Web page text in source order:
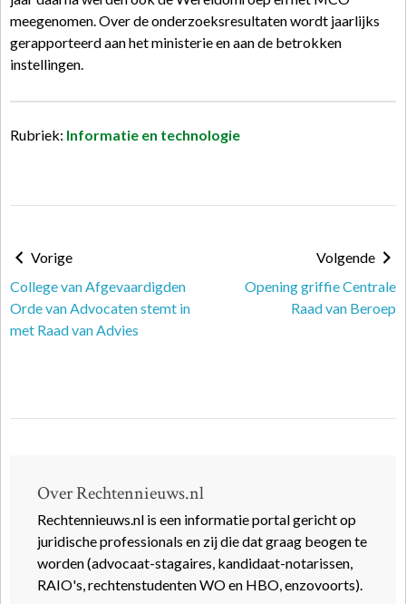
meegenomen. Over de onderzoeksresultaten wordt jaarlijks
gerapporteerd aan het ministerie en aan de betrokken
instellingen.
Rubriek: Informatie en technologie
Vorige
College van Afgevaardigden
Orde van Advocaten stemt in
met Raad van Advies
Volgende
Opening griffie Centrale
Raad van Beroep
Over Rechtennieuws.nl
Rechtennieuws.nl is een informatie portal gericht op
juridische professionals en zij die dat graag beogen te
worden (advocaat-stagaires, kandidaat-notarissen,
RAIO's, rechtenstudenten WO en HBO, enzovoorts).